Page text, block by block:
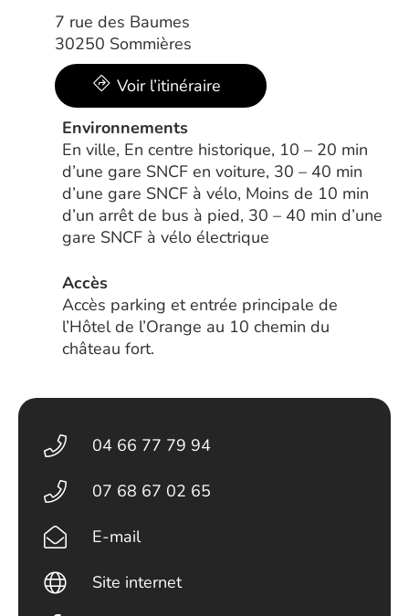
7 rue des Baumes
30250 Sommières
Voir l’itinéraire
Environnements
En ville, En centre historique, 10 – 20 min
d’une gare SNCF en voiture, 30 – 40 min
d’une gare SNCF à vélo, Moins de 10 min
d’un arrêt de bus à pied, 30 – 40 min d’une
gare SNCF à vélo électrique
Accès
Accès parking et entrée principale de
l’Hôtel de l’Orange au 10 chemin du
château fort.
04 66 77 79 94
07 68 67 02 65
E-mail
Site internet